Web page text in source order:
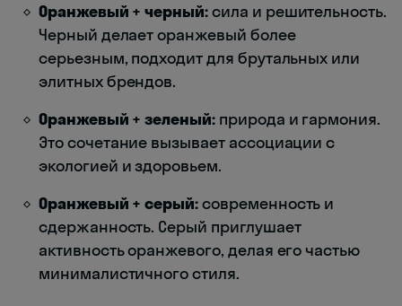
Оранжевый + черный:сила и решительность.
Черный делает оранжевый более
серьезным, подходит для брутальных или
элитных брендов.
Оранжевый + зеленый: природа и гармония.
Это сочетание вызывает ассоциации с
экологией и здоровьем.
Оранжевый + серый:современность и
сдержанность. Серый приглушает
активность оранжевого, делая его частью
минималистичного стиля.